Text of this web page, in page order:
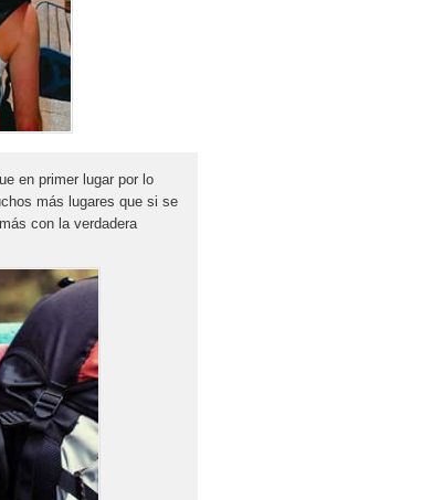
en primer lugar por lo
más lugares que si se
con la verdadera